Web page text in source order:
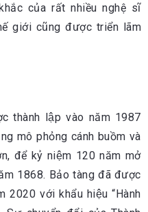
của rất nhiều nghệ sĩ
giới cũng được triển lãm
thành lập vào năm 1987
mô phỏng cánh buồm và
để kỷ niệm 120 năm mở
1868. Bảo tàng đã được
với khẩu hiệu “Hành